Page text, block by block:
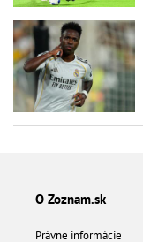
O Zoznam.sk
Právne informácie